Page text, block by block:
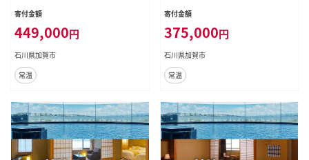
付 平日 ペア 2名 宿泊券 食事付き
ャー 観光 復興 震災 コロナ 能登半
島地震復興支援 北陸新幹線 F6P-2
043
寄付金額
449,000円
石川県加賀市
常温
付 平日 ペア 2名 宿泊券 食事付き
ャー 観光 復興 震災 コロナ 能登半
島地震復興支援 北陸新幹線 F6P-2
044
寄付金額
375,000円
石川県加賀市
常温